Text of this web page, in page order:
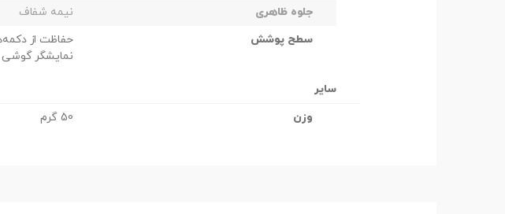
جلوه ظاهری
نیمه شفاف
سطح پوشش
حفاظت از
نمایشگر گوشی
سایر
وزن
50 گرم